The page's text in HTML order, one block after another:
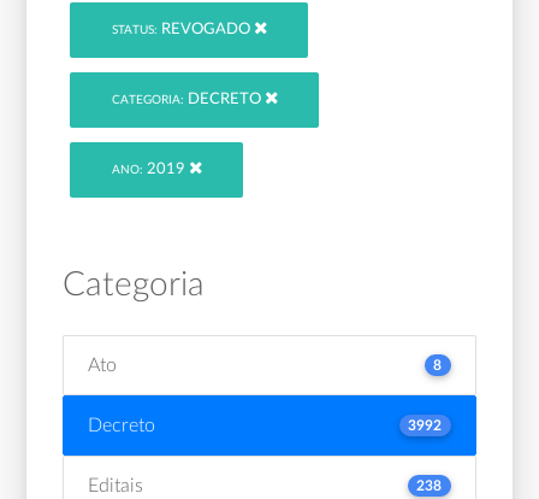
STATUS: REVOGADO
CATEGORIA: DECRETO
ANO: 2019
Categoria
Ato 8
Decreto 3992
Editais 238